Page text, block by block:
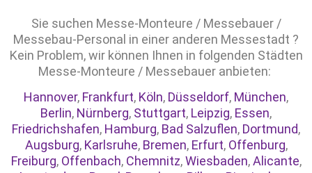
Sie suchen Messe-Monteure / Messebauer /
Messebau-Personal in einer anderen Messestadt ?
Kein Problem, wir können Ihnen in folgenden Städten
Messe-Monteure / Messebauer anbieten:
Hannover, Frankfurt, Köln, Düsseldorf, München,
Berlin, Nürnberg, Stuttgart, Leipzig, Essen,
Friedrichshafen, Hamburg, Bad Salzuflen, Dortmund,
Augsburg, Karlsruhe, Bremen, Erfurt, Offenburg,
Freiburg, Offenbach, Chemnitz,Wiesbaden,Alicante,